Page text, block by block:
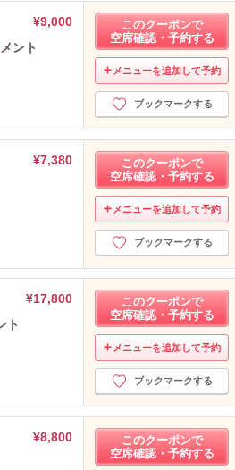
¥9,000
ント
このクーポンで
空席確認・予約する
メニューを追加して予約
ブックマークする
¥7,380
このクーポンで
空席確認・予約する
メニューを追加して予約
ブックマークする
¥17,800
ト
このクーポンで
空席確認・予約する
メニューを追加して予約
ブックマークする
¥8,800
このクーポンで
空席確認・予約する